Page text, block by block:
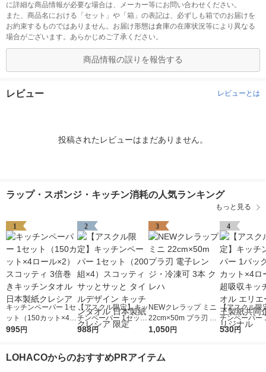
に詳細な商品情報が必要な場合は、メーカー等にお問い合わせください。
また、商品名における「セット」や「箱」の表記は、必ずしも箱でのお届けを
お約束するものではありません。お届け形態は倉庫の在庫状況等により異なる
場合がございます。あらかじめご了承ください。
商品情報の誤りを報告する
レビュー レビューとは
投稿されたレビューはまだありません。
ラップ・スポンジ・キッチン消耗の人気ランキング
もっと見る
1
キッチンペーパー 1セ
ット（150カット×4ロ
ール×2） スコッティ
995円
2
【アスクル限定】キッ
チンペーパー 1セット
（200組×4）スコッテ
タオル 日本製紙クレ
988円
3
NEWクレラップ ミニ
22cm×50m プラ刃 電
子レンジ・冷凍可 3本
1,050円
4
【アスクル限
チンペーパー
（120カット
530円
LOHACOからのおすすめPRアイテム